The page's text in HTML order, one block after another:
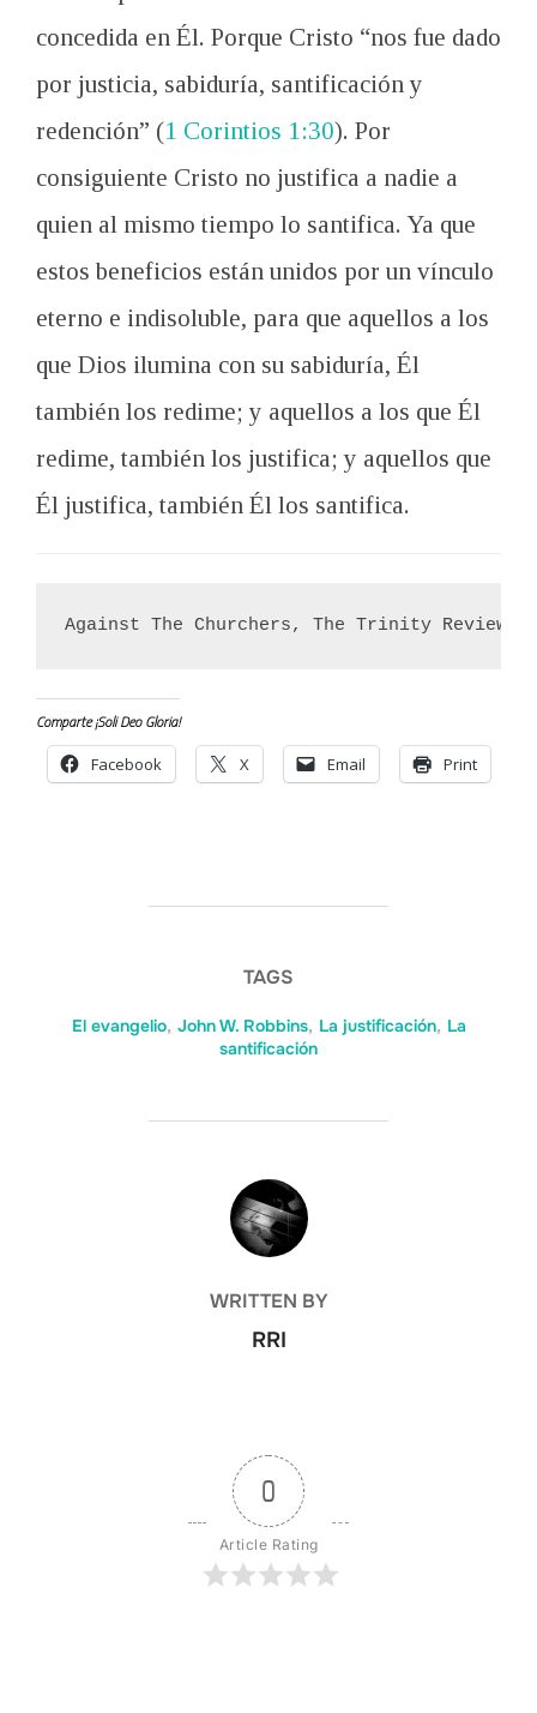
concedida en Él. Porque Cristo “nos fue dado
por justicia, sabiduría, santificación y
redención” (1 Corintios 1:30). Por
consiguiente Cristo no justifica a nadie a
quien al mismo tiempo lo santifica. Ya que
estos beneficios están unidos por un vínculo
eterno e indisoluble, para que aquellos a los
que Dios ilumina con su sabiduría, Él
también los redime; y aquellos a los que Él
redime, también los justifica; y aquellos que
Él justifica, también Él los santifica.
Against The Churchers, The Trinity
Comparte ¡Soli Deo Gloria!
Facebook X Email Print
TAGS
El evangelio, John W. Robbins, La justificación, La
santificación
POST AUTHOR
WRITTEN BY
RRI
0
Article Rating